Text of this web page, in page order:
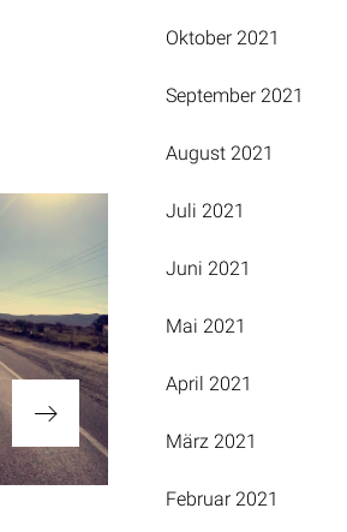
Oktober 2021
September 2021
August 2021
Juli 2021
Juni 2021
Mai 2021
April 2021
März 2021
Februar 2021